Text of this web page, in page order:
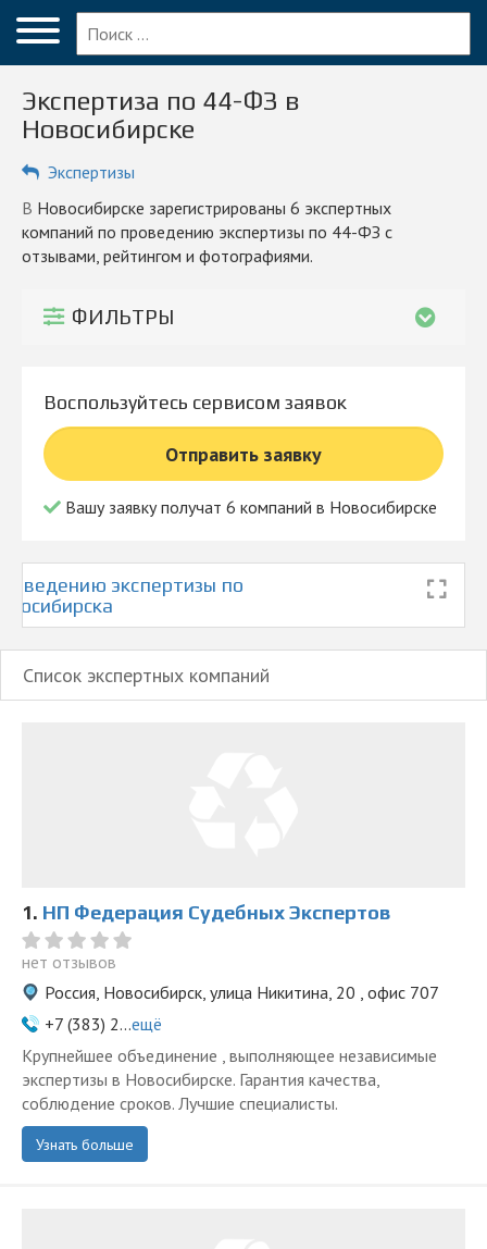
Меню
Главная
Вопрос эксперту
Компании
КОМПАНИЯМ
© 2026 Все права защищены
Экспертиза по 44-ФЗ в
Новосибирске
Экспертизы
в Новосибирске зарегистрированы 6 экспертных
компаний по проведению экспертизы по 44-ФЗ с
отзывами, рейтингом и фотографиями.
ФИЛЬТРЫ
Воспользуйтесь сервисом заявок
Отправить заявку
Вашу заявку получат 6 компаний в Новосибирске
экспертизы по
Список экспертных компаний
1. НП Федерация Судебных Экспертов
нет отзывов
Россия, Новосибирск, улица Никитина, 20 , офис 707
+7 (383) 2...ещё
Крупнейшее объединение , выполняющее независимые
экспертизы в Новосибирске. Гарантия качества,
соблюдение сроков. Лучшие специалисты.
Узнать больше